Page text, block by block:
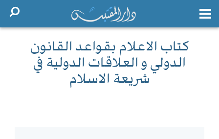
كتاب الاعلام بقواعد القانون
الدولي و العلاقات الدولية في
شريعة الاسلام